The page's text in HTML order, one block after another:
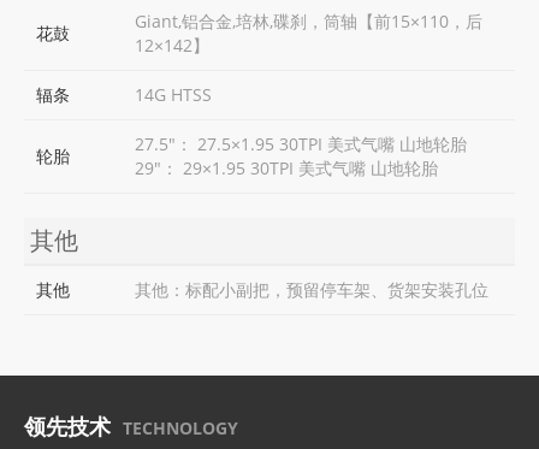
花鼓
Giant,铝合金,培林,碟刹，筒轴【前15×110，后
12×142】
辐条 14G HTSS
轮胎
27.5"： 27.5×1.95 30TPI 美式气嘴 山地轮胎
29"： 29×1.95 30TPI 美式气嘴 山地轮胎
其他
其他 其他：标配小副把，预留停车架、货架安装孔位
领先技术 TECHNOLOGY